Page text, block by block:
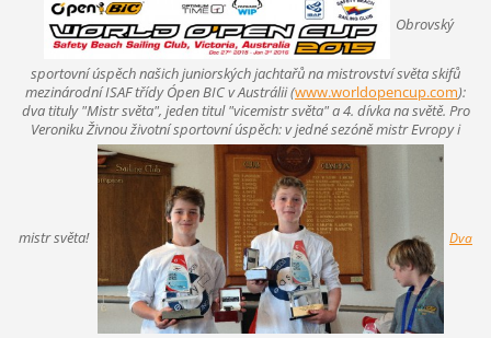
Obrovský
sportovní úspěch našich juniorských jachtařů na mistrovství světa skifů
mezinárodní ISAF třídy O´pen BIC v Austrálii(www.worldopencup.com):
dva tituly "Mistr světa", jeden titul "vicemistr světa" a 4. dívka na světě. Pro
Veroniku Živnou životní sportovní úspěch: v jedné sezóně mistr Evropy i
mistr světa! Dva